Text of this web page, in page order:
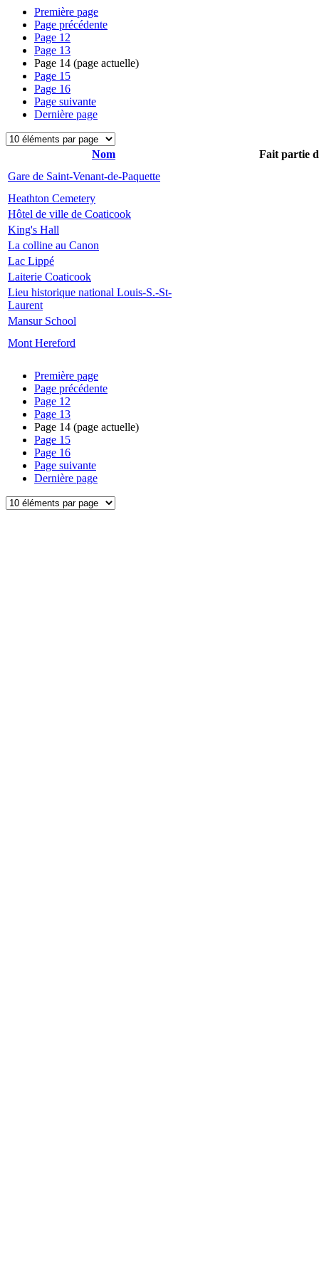
Première page
Page précédente
Page 12
Page 13
Page 14 (page actuelle)
Page 15
Page 16
Page suivante
Dernière page
Nom
Fait partie
Gare de Saint-Venant-de-Paquette
Heathton Cemetery
Hôtel de ville de Coaticook
King's Hall
La colline au Canon
Lac Lippé
Laiterie Coaticook
Lieu historique national Louis-S.-St-
Laurent
Mansur School
Mont Hereford
Première page
Page précédente
Page 12
Page 13
Page 14 (page actuelle)
Page 15
Page 16
Page suivante
Dernière page